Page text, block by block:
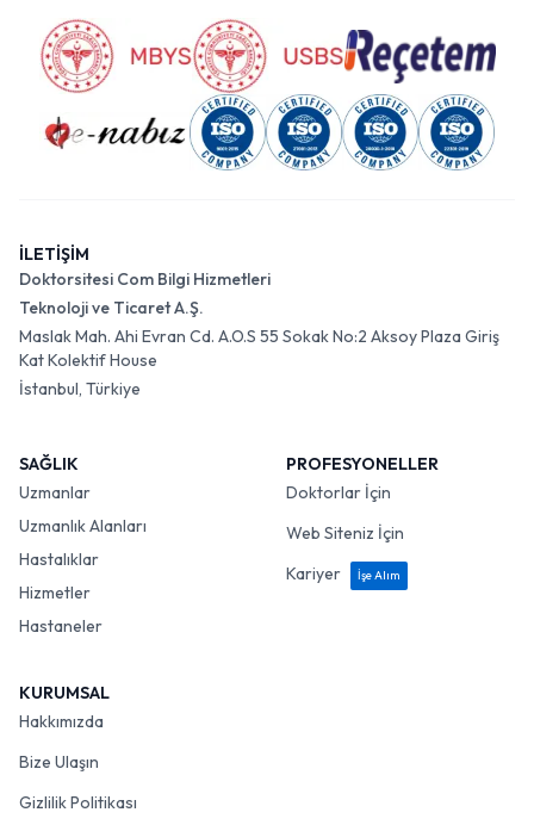
İLETİŞİM
Doktorsitesi Com Bilgi Hizmetleri
Teknoloji ve Ticaret A.Ş.
Maslak Mah. Ahi Evran Cd. A.O.S 55 Sokak No:2 Aksoy Plaza Giriş
Kat Kolektif House
İstanbul, Türkiye
SAĞLIK
Uzmanlar
Uzmanlık Alanları
Hastalıklar
Hizmetler
Hastaneler
PROFESYONELLER
Doktorlar İçin
Web Siteniz İçin
Kariyer
İşe Alım
KURUMSAL
Hakkımızda
Bize Ulaşın
Gizlilik Politikası